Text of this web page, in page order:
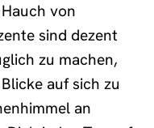
von
sind dezent
zu machen,
auf sich zu
an